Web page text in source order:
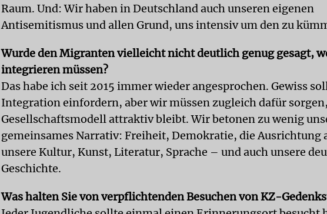
Raum. Und: Wir haben in Deutschland auch unseren eigenen
Antisemitismus und allen Grund, uns intensiv um den zu
Wurde den Migranten vielleicht nicht deutlich genug gesagt,
integrieren müssen?
Das habe ich seit 2015 immer wieder angesprochen. Gewiss
Integration einfordern, aber wir müssen zugleich dafür
Gesellschaftsmodell attraktiv bleibt. Wir betonen zu wenig
gemeinsames Narrativ: Freiheit, Demokratie, die Ausrichtung
unsere Kultur, Kunst, Literatur, Sprache – und auch unsere
Geschichte.
Was halten Sie von verpflichtenden Besuchen von KZ-